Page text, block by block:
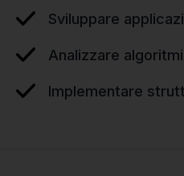
Sviluppare
Analizzare algoritmi
Implementare